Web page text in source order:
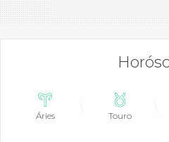
Áries Touro